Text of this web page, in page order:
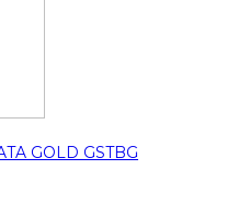
GOLD GSTBG